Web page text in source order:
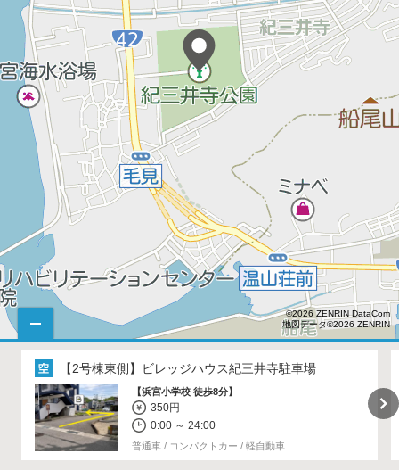
©2026 ZENRIN DataCom
地図データ©2026 ZENRIN
【2号棟東側】 ビレッジハウス紀三井寺駐車場
【浜宮小学校 徒歩8分】
350円
0:00 ～ 24:00
普通車 / コンパクトカー / 軽自動車